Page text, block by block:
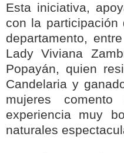
Esta iniciativa,
con la participación
departamento,
Lady Viviana
Popayán, quien
Candelaria y
mujeres
experiencia muy
naturales